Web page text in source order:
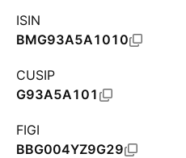
ISIN
BMG93A5A1010
CUSIP
G93A5A101
FIGI
BBG004YZ9G29